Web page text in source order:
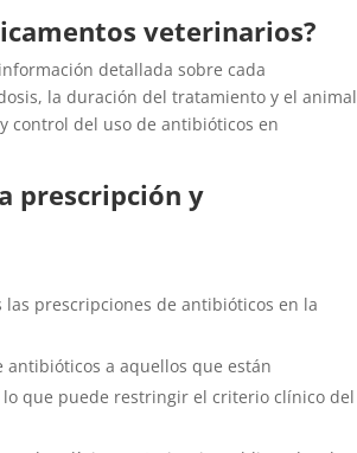
veterinarios?
detallada sobre cada
la duración del tratamiento y el animal
control del uso de antibióticos en
prescripción y
prescripciones de antibióticos en la
a aquellos que están
que puede restringir el criterio clínico del